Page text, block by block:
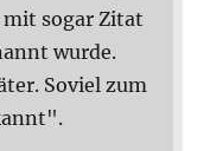
mit sogar Zitat
wurde.
Soviel zum